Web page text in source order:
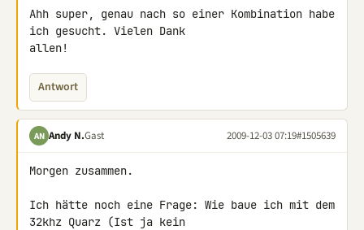
Ahh super, genau nach so einer Kombination habe
ich gesucht. Vielen Dank
allen!
Antwort
AN Andy N.Gast 2009-12-03 07:19#1505639
Morgen zusammen.
Ich hätte noch eine Frage: Wie baue ich mit dem
32khz Quarz (Ist ja kein